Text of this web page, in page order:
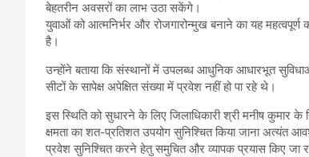
बेहतरीन अवसरों का लाभ उठा सकेंगे।
युवाओं को आत्मनिर्भर और रोजगारोन्मुख बनाने का यह महत्वपूर्ण
है।
उन्होंने बताया कि संस्थानों में उपलब्ध आधुनिक आधारभूत
सीटों के सापेक्ष अपेक्षित संख्या में प्रवेश नहीं हो पा रहे थे।
इस स्थिति को सुधारने के लिए जिलाधिकारी श्री मनीष कुमार
क्षमता का शत-प्रतिशत उपयोग सुनिश्चित किया जाना अत्यंत
प्रवेश सुनिश्चित करने हेतु समुचित और व्यापक प्रयास किए जा